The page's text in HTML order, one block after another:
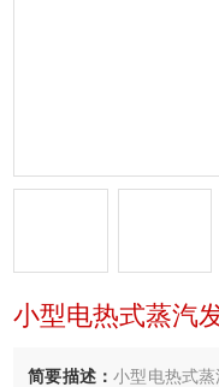
小型电热式蒸汽
简要描述：小型电热式